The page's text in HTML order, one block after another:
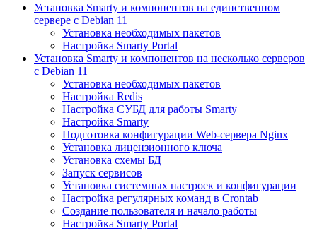
Установка Smarty и компонентов на единственном
сервере c Debian 11
Установка необходимых пакетов
Настройка Smarty Portal
Установка Smarty и компонентов на несколько серверов
с Debian 11
Установка необходимых пакетов
Настройка Redis
Настройка СУБД для работы Smarty
Настройка Smarty
Подготовка конфигурации Web-сервера Nginx
Установка лицензионного ключа
Установка схемы БД
Запуск сервисов
Установка системных настроек и конфигурации
Настройка регулярных команд в Crontab
Создание пользователя и начало работы
Настройка Smarty Portal